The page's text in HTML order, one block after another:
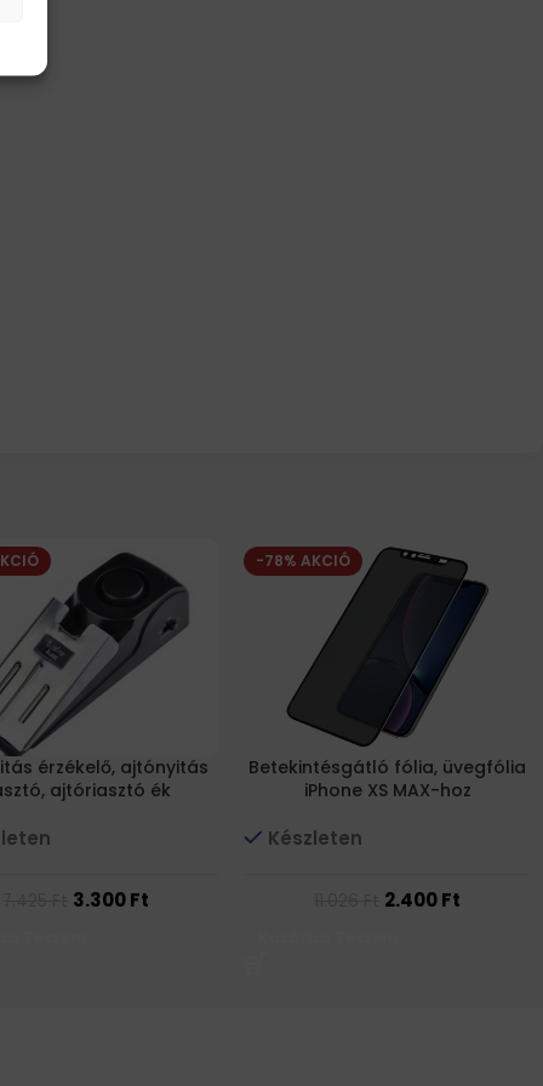
érzékelő, ajtónyitás
ajtóriasztó ék
3.300Ft
-78% AKCIÓ
Betekintésgátló fólia, üvegfólia
iPhone XS MAX-hoz
Készleten
2.400Ft